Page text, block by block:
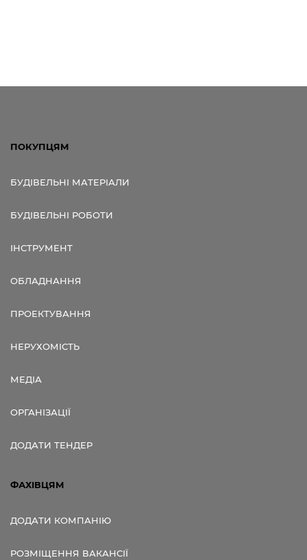
ПОКУПЦЯМ
БУДІВЕЛЬНІ МАТЕРІАЛИ
БУДІВЕЛЬНІ РОБОТИ
ІНСТРУМЕНТ
ОБЛАДНАННЯ
ПРОЕКТУВАННЯ
НЕРУХОМІСТЬ
МЕДІА
ОРГАНІЗАЦІЇ
ДОДАТИ ТЕНДЕР
ФАХІВЦЯМ
ДОДАТИ КОМПАНІЮ
РОЗМІЩЕННЯ ВАКАНСІЇ